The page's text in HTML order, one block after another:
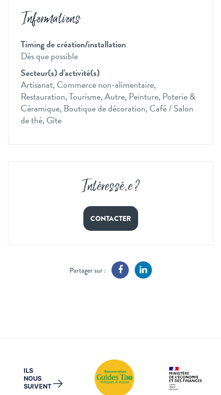
Informations
Timing de création/installation
Dès que possible
Secteur(s) d'activité(s)
Artisanat, Commerce non-alimentaire,
Restauration, Tourisme, Autre, Peinture, Poterie &
Céramique, Boutique de décoration, Café / Salon
de thé, Gîte
Intéressé.e ?
CONTACTER
Partager sur :
ILS
NOUS
SUIVENT →